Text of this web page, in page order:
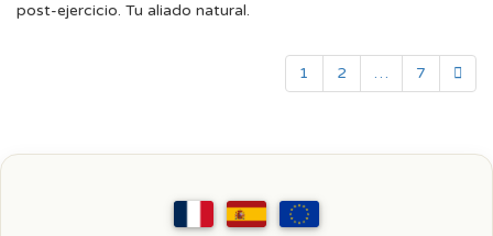
post-ejercicio. Tu aliado natural.
1 2 … 7